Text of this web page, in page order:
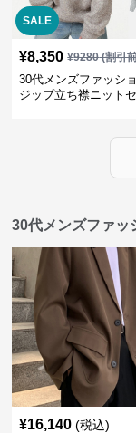
SALE
¥8,350 ¥9280(割引
30代メンズファッシ
ジップ立ち襟ニット
30代メンズファッ
¥16,140 (税込)